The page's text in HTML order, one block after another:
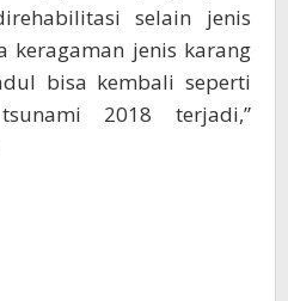
selain jenis
keragaman jenis karang
bisa kembali seperti
2018 terjadi,”